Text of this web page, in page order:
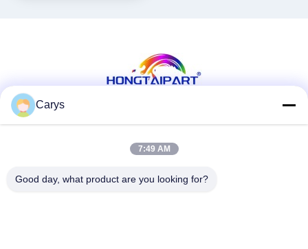
Carys
7:49 AM
Good day, what product are you looking for?